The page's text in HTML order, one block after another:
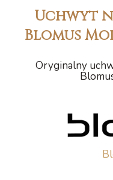
Uchwyt
Blomus
Oryginalny